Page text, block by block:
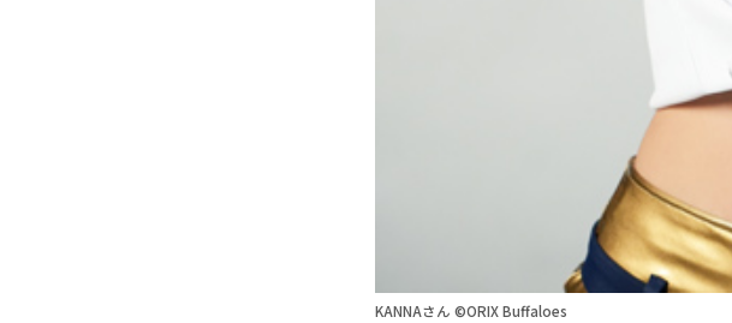
KANNAさん ©ORIX Buffaloes